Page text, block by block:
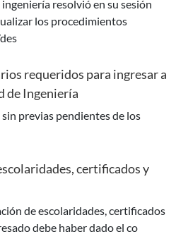
los procedimientos
requeridos para ingresar a
de Ingeniería
certificados y
debe haber dado el co